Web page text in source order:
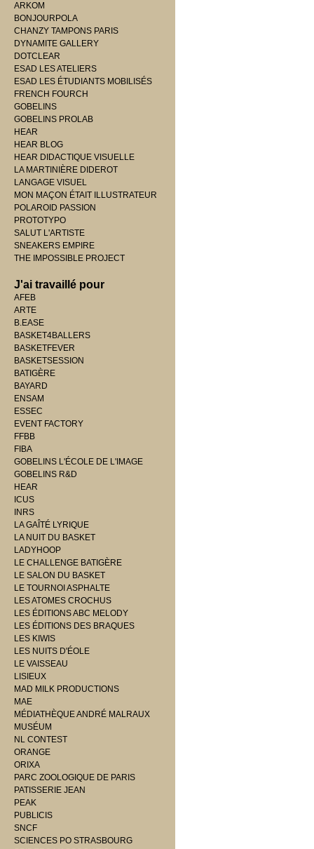
ARKOM
BONJOURPOLA
CHANZY TAMPONS PARIS
DYNAMITE GALLERY
DOTCLEAR
ESAD LES ATELIERS
ESAD LES ÉTUDIANTS MOBILISÉS
FRENCH FOURCH
GOBELINS
GOBELINS PROLAB
HEAR
HEAR BLOG
HEAR DIDACTIQUE VISUELLE
LA MARTINIÈRE DIDEROT
LANGAGE VISUEL
MON MAÇON ÉTAIT ILLUSTRATEUR
POLAROID PASSION
PROTOTYPO
SALUT L'ARTISTE
SNEAKERS EMPIRE
THE IMPOSSIBLE PROJECT
J'ai travaillé pour
AFEB
ARTE
B.EASE
BASKET4BALLERS
BASKETFEVER
BASKETSESSION
BATIGÈRE
BAYARD
ENSAM
ESSEC
EVENT FACTORY
FFBB
FIBA
GOBELINS L'ÉCOLE DE L'IMAGE
GOBELINS R&D
HEAR
ICUS
INRS
LA GAÎTÉ LYRIQUE
LA NUIT DU BASKET
LADYHOOP
LE CHALLENGE BATIGÈRE
LE SALON DU BASKET
LE TOURNOI ASPHALTE
LES ATOMES CROCHUS
LES ÉDITIONS ABC MELODY
LES ÉDITIONS DES BRAQUES
LES KIWIS
LES NUITS D'ÉOLE
LE VAISSEAU
LISIEUX
MAD MILK PRODUCTIONS
MAE
MÉDIATHÈQUE ANDRÉ MALRAUX
MUSÉUM
NL CONTEST
ORANGE
ORIXA
PARC ZOOLOGIQUE DE PARIS
PATISSERIE JEAN
PEAK
PUBLICIS
SNCF
SCIENCES PO STRASBOURG